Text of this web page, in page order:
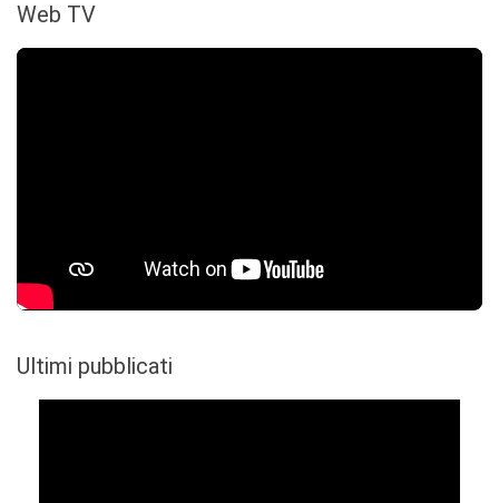
Web TV
Ultimi pubblicati